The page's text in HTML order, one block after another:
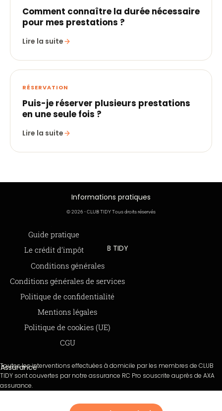
Comment connaître la durée nécessaire
pour mes prestations ?
Lire la suite
RÉSERVATION
Puis-je réserver plusieurs prestations
en une seule fois ?
Lire la suite
Informations pratiques
Guide pratique
Le crédit d’impôt
Offre de parrainage 50-50
FAQ
BLOG
© 2026 - CLUB TIDY Tous droits réservés
Informations légales
Conditions générales
Conditions générales de services
Politique de confidentialité
Mentions légales
Politique de cookies (UE)
CGU
CLUB TIDY
SAS CLUB TIDY
165 Avenue de Bretagne
979 480 886 RCS LILLE Métropole
SAP / 979480886 Acte 2023-140
Moyens de paiements
Paiements sécurisés via STRIPE
Assurance
Toutes les interventions effectuées à domicile par les membres de CLUB
TIDY sont couvertes par notre assurance RC Pro souscrite auprès de AXA
assurance.